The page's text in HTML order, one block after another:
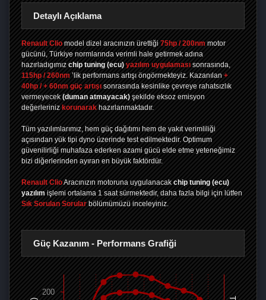
Detaylı Açıklama
Renault Clio model dizel aracınızın ürettiği 75hp / 200nm motor
gücünü, Türkiye normlarında verimli hale getirmek adına
hazırladıgımız chip tuning (ecu) yazılım uygulaması sonrasında,
115hp / 260nm ’lik performans artışı öngörmekteyiz. Kazanılan +
40hp / + 60nm güç artışı sonrasında kesinlike çevreye rahatsızlık
vermeyecek (duman atmayacak) şekilde eksoz emisyon
değerleriniz korunarak hazırlanmaktadır.
Tüm yazılımlarımız, hem güç dağıtımı hem de yakıt verimliliği
açısından yük tipi dyno üzerinde test edilmektedir. Optimum
güvenilirliği muhafaza ederken azami gücü elde etme yeteneğimiz
bizi diğerlerinden ayıran en büyük faktördür.
Renault ClioAracınızın motoruna uygulanacak chip tuning (ecu)
yazılım işlemi ortalama 1 saat sürmektedir, daha fazla bilgi için lütfen
Sık Sorulan Sorular bölümümüzü inceleyiniz.
Güç Kazanım - Performans Grafiği
200